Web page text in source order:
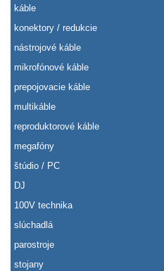
káble
konektory / redukcie
nástrojové káble
mikrofónové káble
prepojovacie káble
multikáble
reproduktorové káble
megafóny
štúdio / PC
DJ
100V technika
slúchadlá
parostroje
stojany